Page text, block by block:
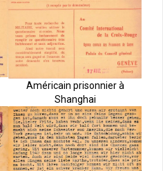
Américain prisonnier à
Shanghai